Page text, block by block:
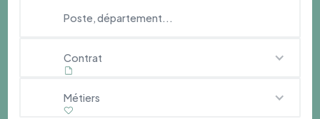
Contrat
Métiers